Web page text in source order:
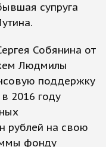
супруга
Собянина от
Людмилы
поддержку
2016 году
рублей на свою
фонду